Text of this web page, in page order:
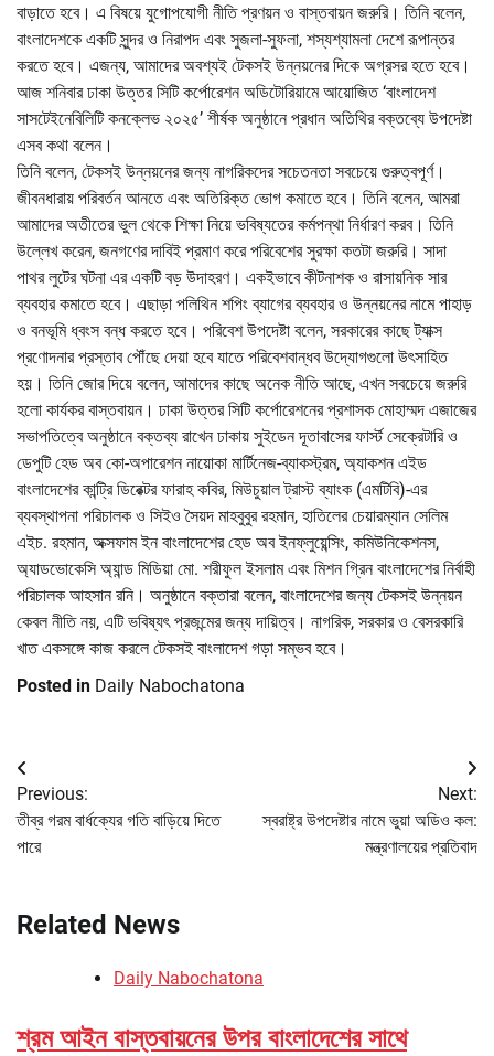
বাড়াতে হবে। এ বিষয়ে যুগোপযোগী নীতি প্রণয়ন ও বাস্তবায়ন জরুরি। তিনি বলেন,
বাংলাদেশকে একটি সুন্দর ও নিরাপদ এবং সুজলা-সুফলা, শস্যশ্যামলা দেশে রূপান্তর
করতে হবে। এজন্য, আমাদের অবশ্যই টেকসই উন্নয়নের দিকে অগ্রসর হতে হবে।
আজ শনিবার ঢাকা উত্তর সিটি কর্পোরেশন অডিটোরিয়ামে আয়োজিত ‘বাংলাদেশ
সাসটেইনেবিলিটি কনক্লেভ ২০২৫’ শীর্ষক অনুষ্ঠানে প্রধান অতিথির বক্তব্যে উপদেষ্টা
এসব কথা বলেন।
তিনি বলেন, টেকসই উন্নয়নের জন্য নাগরিকদের সচেতনতা সবচেয়ে গুরুত্বপূর্ণ।
জীবনধারায় পরিবর্তন আনতে এবং অতিরিক্ত ভোগ কমাতে হবে। তিনি বলেন, আমরা
আমাদের অতীতের ভুল থেকে শিক্ষা নিয়ে ভবিষ্যতের কর্মপন্থা নির্ধারণ করব। তিনি
উল্লেখ করেন, জনগণের দাবিই প্রমাণ করে পরিবেশের সুরক্ষা কতটা জরুরি। সাদা
পাথর লুটের ঘটনা এর একটি বড় উদাহরণ। একইভাবে কীটনাশক ও রাসায়নিক সার
ব্যবহার কমাতে হবে। এছাড়া পলিথিন শপিং ব্যাগের ব্যবহার ও উন্নয়নের নামে পাহাড়
ও বনভূমি ধ্বংস বন্ধ করতে হবে। পরিবেশ উপদেষ্টা বলেন, সরকারের কাছে ট্যাক্স
প্রণোদনার প্রস্তাব পৌঁছে দেয়া হবে যাতে পরিবেশবান্ধব উদ্যোগগুলো উৎসাহিত
হয়। তিনি জোর দিয়ে বলেন, আমাদের কাছে অনেক নীতি আছে, এখন সবচেয়ে জরুরি
হলো কার্যকর বাস্তবায়ন। ঢাকা উত্তর সিটি কর্পোরেশনের প্রশাসক মোহাম্মদ এজাজের
সভাপতিত্বে অনুষ্ঠানে বক্তব্য রাখেন ঢাকায় সুইডেন দূতাবাসের ফার্স্ট সেক্রেটারি ও
ডেপুটি হেড অব কো-অপারেশন নায়োকা মার্টিনেজ-ব্যাকস্ট্রম, অ্যাকশন এইড
বাংলাদেশের কান্ট্রি ডিরেক্টর ফারাহ কবির, মিউচুয়াল ট্রাস্ট ব্যাংক (এমটিবি)-এর
ব্যবস্থাপনা পরিচালক ও সিইও সৈয়দ মাহবুবুর রহমান, হাতিলের চেয়ারম্যান সেলিম
এইচ. রহমান, অক্সফাম ইন বাংলাদেশের হেড অব ইনফ্লুয়েন্সিং, কমিউনিকেশনস,
অ্যাডভোকেসি অ্যান্ড মিডিয়া মো. শরীফুল ইসলাম এবং মিশন গ্রিন বাংলাদেশের নির্বাহী
পরিচালক আহসান রনি। অনুষ্ঠানে বক্তারা বলেন, বাংলাদেশের জন্য টেকসই উন্নয়ন
কেবল নীতি নয়, এটি ভবিষ্যৎ প্রজন্মের জন্য দায়িত্ব। নাগরিক, সরকার ও বেসরকারি
খাত একসঙ্গে কাজ করলে টেকসই বাংলাদেশ গড়া সম্ভব হবে।
Posted in Daily Nabochatona
Post
navigation
Previous:
তীব্র গরম বার্ধক্যের গতি বাড়িয়ে দিতে
পারে
Next:
স্বরাষ্ট্র উপদেষ্টার নামে ভুয়া অডিও কল:
মন্ত্রণালয়ের প্রতিবাদ
Related News
Daily Nabochatona
শ্রম আইন বাস্তবায়নের উপর বাংলাদেশের সাথে